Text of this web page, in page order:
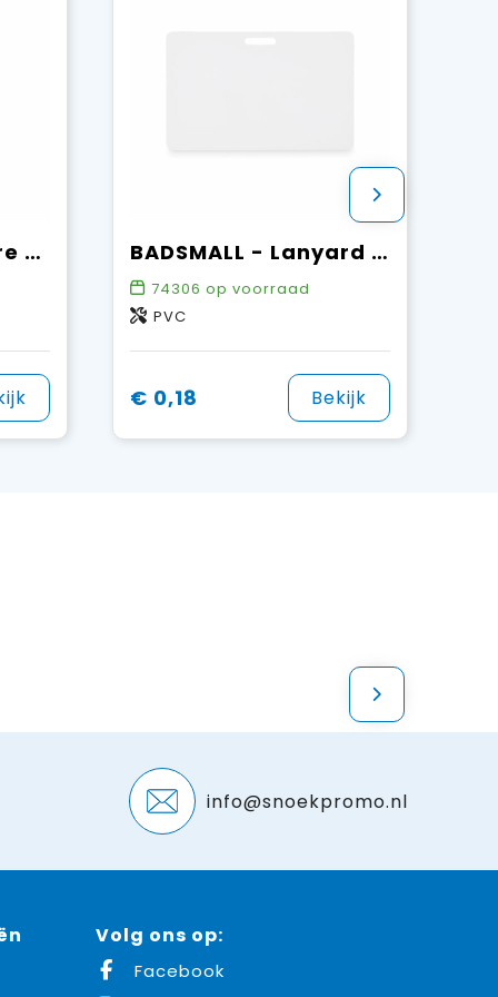
PULRIC - Intrekbare badgehouder BADSMALL - Lanyard badge 54 x 86mm
74306 op voorraad
PVC
€ 0,18 Bekijk
info@snoekpromo.nl
Volg ons op:
Facebook